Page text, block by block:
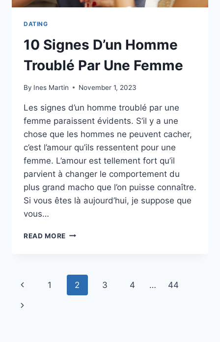
DATING
10 Signes D’un Homme
Troublé Par Une Femme
By Ines Martin November 1, 2023
Les signes d’un homme troublé par une
femme paraissent évidents. S’il y a une
chose que les hommes ne peuvent cacher,
c’est l’amour qu’ils ressentent pour une
femme. L’amour est tellement fort qu’il
parvient à changer le comportement du
plus grand macho que l’on puisse connaître.
Si vous êtes là aujourd’hui, je suppose que
vous…
READ MORE 10
TROUBLÉ
PAR
UNE
Page
navigation
Previous
Page
1 2 3 4 … 44
Next